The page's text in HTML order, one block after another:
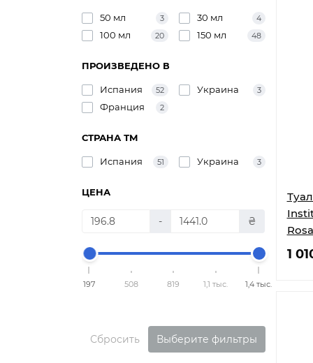
50 мл 3 30 мл 4
100 мл 20 150 мл 48
ПРОИЗВЕДЕНО В
Испания 52 Украина 3
Франция 2
СТРАНА ТМ
Испания 51 Украина 3
ЦЕНА
- ₴
197 508 819 1,1 тыс. 1,4 тыс.
Сбросить Выберите фильтры
1